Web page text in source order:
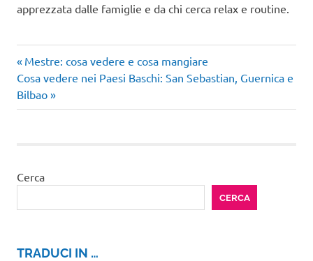
apprezzata dalle famiglie e da chi cerca relax e routine.
Navigazione
articoli
Articolo
precedente:
Mestre: cosa vedere e cosa mangiare
Articolo
successivo:
Cosa vedere nei Paesi Baschi: San Sebastian, Guernica e
Bilbao
Cerca
CERCA
TRADUCI IN …